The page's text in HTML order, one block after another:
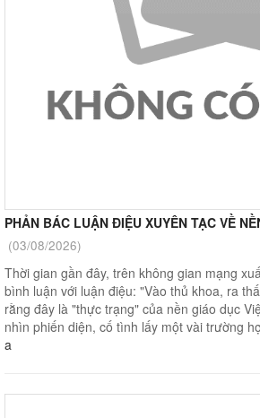
PHẢN BÁC LUẬN ĐIỆU XUYÊN TẠC VỀ
(03/08/2026)
Thời gian gần đây, trên không gian mạng
bình luận với luận điệu: "Vào thủ khoa, ra
rằng đây là "thực trạng" của nền giáo dục
nhìn phiến diện, cố tình lấy một vài trường
a